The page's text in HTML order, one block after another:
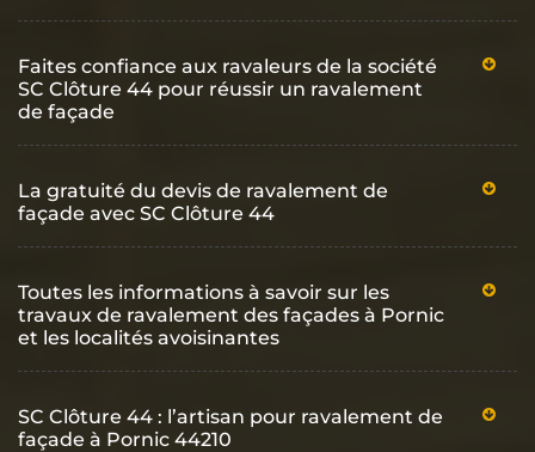
Faites confiance aux ravaleurs de la société
SC Clôture 44 pour réussir un ravalement
de façade
La gratuité du devis de ravalement de
façade avec SC Clôture 44
Toutes les informations à savoir sur les
travaux de ravalement des façades à Pornic
et les localités avoisinantes
SC Clôture 44 : l’artisan pour ravalement de
façade à Pornic 44210